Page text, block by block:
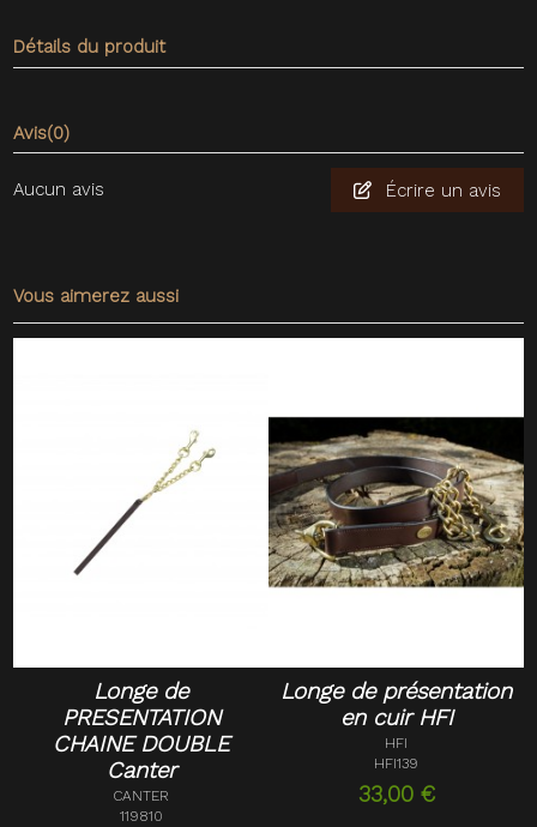
Détails du produit
Avis(0)
Aucun avis Écrire un avis
Vous aimerez aussi
Longe de
PRESENTATION
CHAINE DOUBLE
Canter
CANTER
119810
Longe de présentation
en cuir HFI
HFI
HFI139
33,00 €